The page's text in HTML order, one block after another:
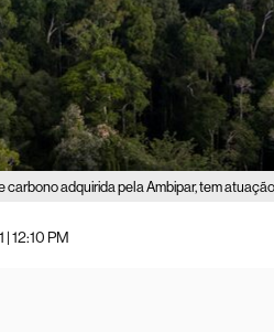
carbono adquirida pela Ambipar, tem
12:10 PM